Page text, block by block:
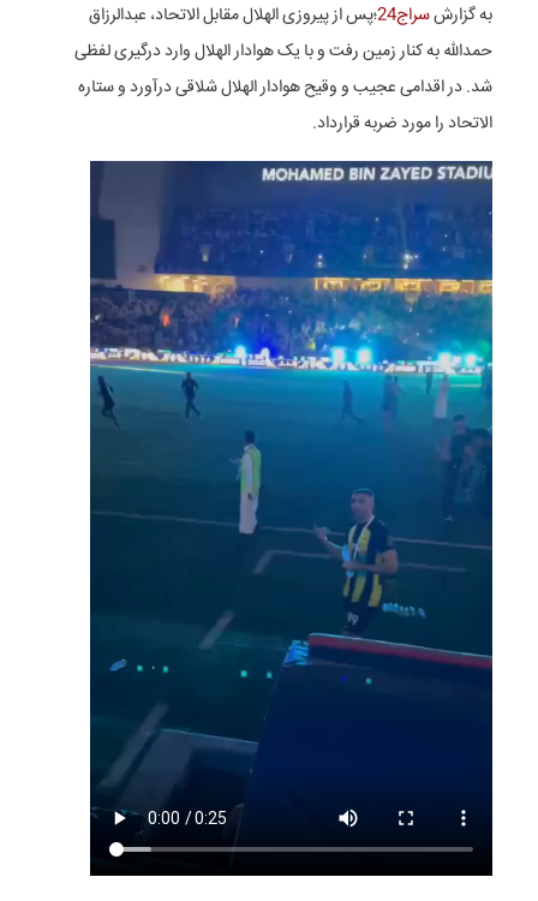
به گزارشسراج24
؛پس از پیروزی الهلال مقابل الاتحاد، عبدالرزاق
حمدالله به کنار زمین رفت و با یک هوادار الهلال وارد درگیری لفظی
شد. در اقدامی عجیب و وقیح هوادار الهلال شلاقی درآورد و ستاره
الاتحاد را مورد ضربه قرارداد.